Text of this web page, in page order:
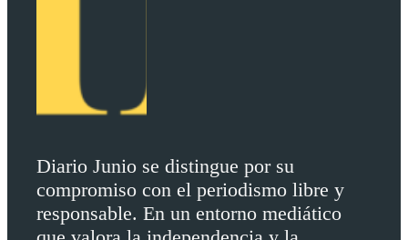
Diario Junio se distingue por su
compromiso con el periodismo libre y
responsable. En un entorno mediático